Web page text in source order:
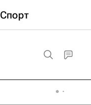
Спорт